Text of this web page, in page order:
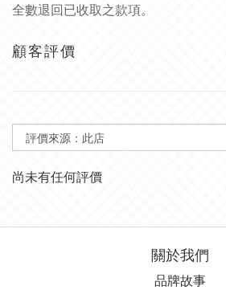
全數退回已收取之款項。
顧客評價
尚未有任何評價
關於我們
品牌故事